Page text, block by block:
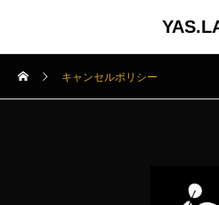
キャンセルポリシー